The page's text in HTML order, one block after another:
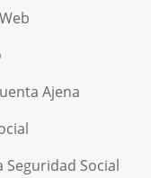
Ajena
Seguridad Social